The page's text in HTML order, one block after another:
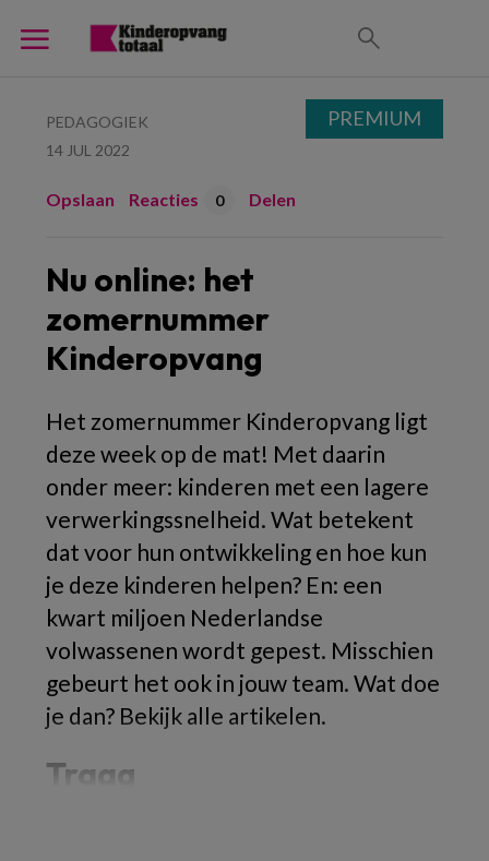
PEDAGOGIEK
14 JUL 2022
Opslaan Reacties 0 Delen
Nu online: het
zomernummer
Kinderopvang
Het zomernummer Kinderopvang ligt
deze week op de mat! Met daarin
onder meer: kinderen met een lagere
verwerkingssnelheid. Wat betekent
dat voor hun ontwikkeling en hoe kun
je deze kinderen helpen? En: een
kwart miljoen Nederlandse
volwassenen wordt gepest. Misschien
gebeurt het ook in jouw team. Wat doe
je dan? Bekijk alle artikelen.
Traag
PREMIUM